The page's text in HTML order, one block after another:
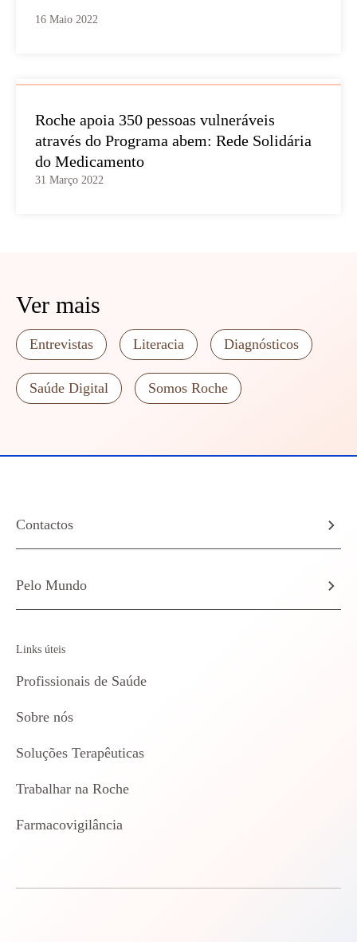
16 Maio 2022
Roche apoia 350 pessoas vulneráveis
através do Programa abem: Rede Solidária
do Medicamento
31 Março 2022
Ver mais
Entrevistas Literacia Diagnósticos
Saúde Digital Somos Roche
Contactos
Pelo Mundo
Links úteis
Profissionais de Saúde
Sobre nós
Soluções Terapêuticas
Trabalhar na Roche
Farmacovigilância